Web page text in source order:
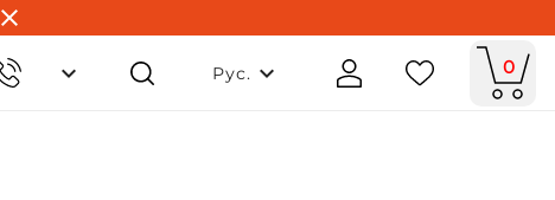
Рус. 0